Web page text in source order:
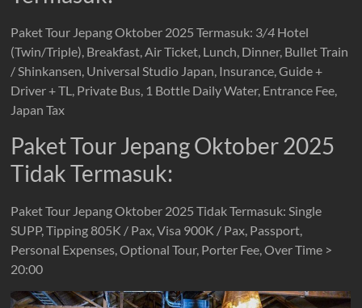
Paket Tour Jepang Oktober 2025 Termasuk: 3/4 Hotel
(Twin/Triple), Breakfast, Air Ticket, Lunch, Dinner, Bullet Train
/ Shinkansen, Universal Studio Japan, Insurance, Guide +
Driver + TL, Private Bus, 1 Bottle Daily Water, Entrance Fee,
Japan Tax
Paket Tour Jepang Oktober 2025
Tidak Termasuk:
Paket Tour Jepang Oktober 2025 Tidak Termasuk: Single
SUPP, Tipping 805K / Pax, Visa 900K / Pax, Passport,
Personal Expenses, Optional Tour, Porter Fee, Over Time >
20:00